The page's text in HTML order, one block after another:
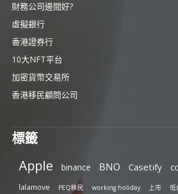
財務公司邊間好?
虛擬銀行
香港證券行
10大NFT平台
加密貨幣交易所
香港移民顧問公司
標籤
Apple binance BNO Casetify
lalamove PEQ移民 working holiday 上市 低